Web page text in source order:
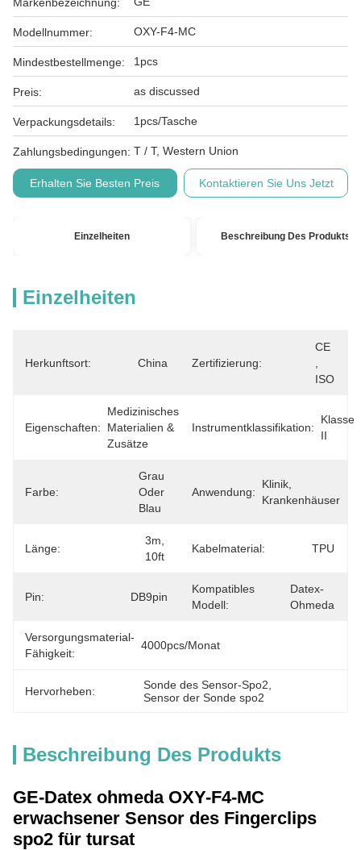
Modellnummer: OXY-F4-MC
Mindestbestellmenge: 1pcs
Preis: as discussed
Verpackungsdetails: 1pcs/Tasche
Zahlungsbedingungen: T / T, Western Union
Erhalten Sie Besten Preis Kontaktieren Sie Uns Jetzt
Einzelheiten Beschreibung Des Produkts
Einzelheiten
Herkunftsort: China Zertifizierung:
CE
ISO
Eigenschaften:
Medizinisches
Materialien &
Zusätze
Instrumentklassifikation:
Klasse
II
Farbe:
Grau
Oder
Blau
Anwendung:
Klinik,
Krankenhäuser
Länge:
3m,
10ft
Kabelmaterial: TPU
Pin: DB9pin
Kompatibles
Modell:
Datex-
Ohmeda
Versorgungsmaterial-
Fähigkeit:
4000pcs/Monat
Hervorheben: Sonde des Sensor-Spo2
Sensor der Sonde spo2
Beschreibung Des Produkts
GE-Datex ohmeda OXY-F4-MC
erwachsener Sensor des Fingerclips
spo2 für tursat